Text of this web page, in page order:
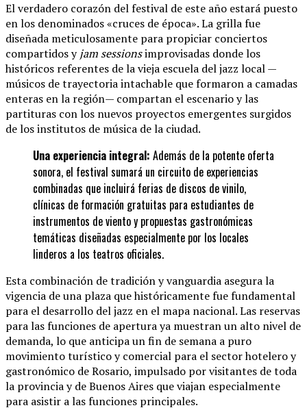
El verdadero corazón del festival de este año estará puesto
en los denominados «cruces de época». La grilla fue
diseñada meticulosamente para propiciar conciertos
compartidos yjam sessionsimprovisadas donde los
históricos referentes de la vieja escuela del jazz local —
músicos de trayectoria intachable que formaron a camadas
enteras en la región— compartan el escenario y las
partituras con los nuevos proyectos emergentes surgidos
de los institutos de música de la ciudad.
Una experiencia integral: Además de la potente oferta
sonora, el festival sumará un circuito de experiencias
combinadas que incluirá ferias de discos de vinilo,
clínicas de formación gratuitas para estudiantes de
instrumentos de viento y propuestas gastronómicas
temáticas diseñadas especialmente por los locales
linderos a los teatros oficiales.
Esta combinación de tradición y vanguardia asegura la
vigencia de una plaza que históricamente fue fundamental
para el desarrollo del jazz en el mapa nacional. Las reservas
para las funciones de apertura ya muestran un alto nivel de
demanda, lo que anticipa un fin de semana a puro
movimiento turístico y comercial para el sector hotelero y
gastronómico de Rosario, impulsado por visitantes de toda
la provincia y de Buenos Aires que viajan especialmente
para asistir a las funciones principales.